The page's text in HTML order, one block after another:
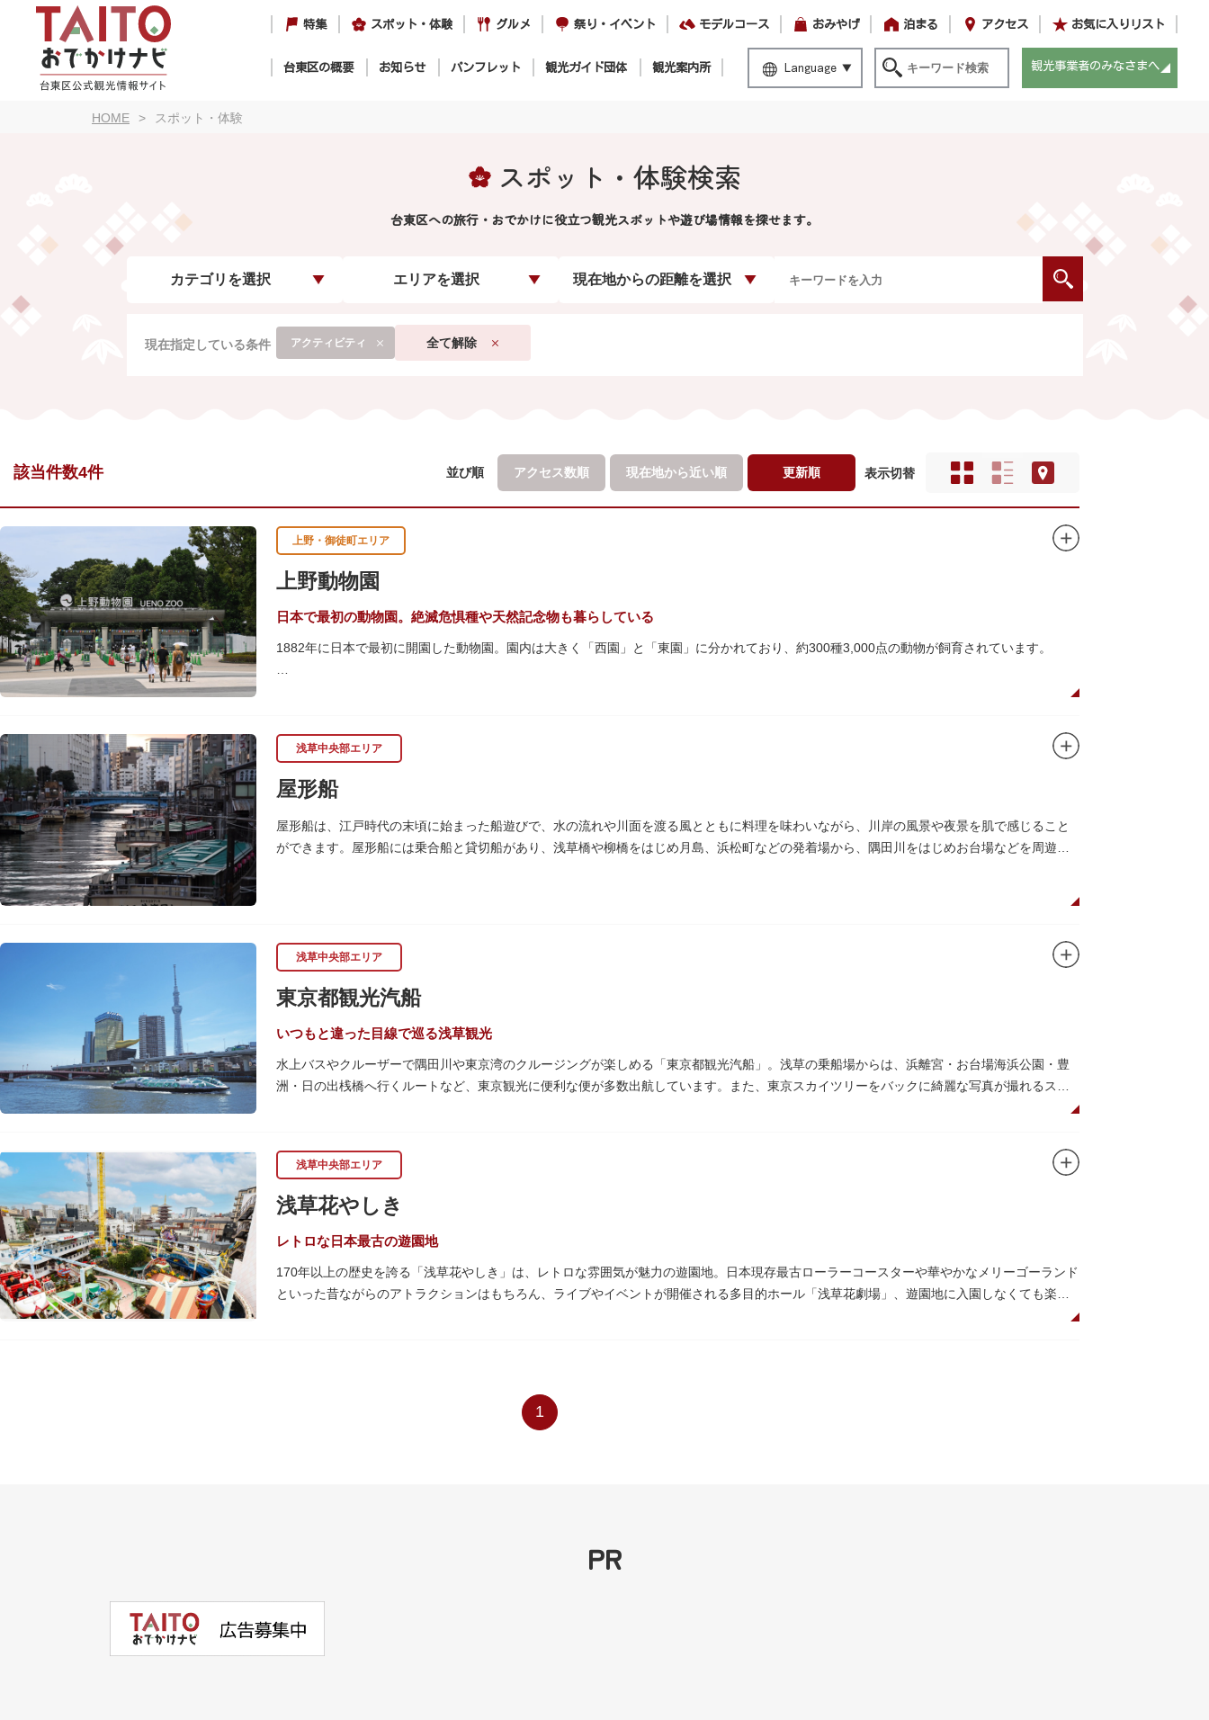
特集 スポット・体験 グルメ 祭り・イベント モデルコース おみやげ 泊まる アクセス お気に入りリスト
台東区の概要 お知らせ パンフレット 観光ガイド団体 観光案内所 Language 観光事業者のみなさまへ
HOME スポット・体験
スポット・体験検索
台東区への旅行・おでかけに役立つ観光スポットや遊び場情報を探せます。
カテゴリを選択 エリアを選択 現在地からの距離を選択
現在指定している条件 アクティビティ 全て解除
該当件数4件 並び順 アクセス数順 現在地から近い順 更新順 表示切替
上野・御徒町エリア
上野動物園
日本で最初の動物園。絶滅危惧種や天然記念物も暮らしている
1882年に日本で最初に開園した動物園。園内は大きく「西園」と「東園」に分かれており、約300種3,000点の動物が飼育されています。
に再建された「閑々亭」などの歴史的建造物も見どころです。
一方「西園」は、蓮の名所としても知られる風光明媚な「不忍池」のほとりに位置する区域。キリンやサイなどの人気動物をはじめ、アイア
イや“動かない鳥”として話題のハシビロコウなどユニークな種も見られます。
子ども動物園「すてっぷ」では、小動物を間近で観察することを通じて、命の大切さや生きものの魅力が学べる体験プログラムが実施されて
います。
浅草中央部エリア
屋形船
屋形船は、江戸時代の末頃に始まった船遊びで、水の流れや川面を渡る風とともに料理を味わいながら、川岸の風景や夜景を肌で感じること
ができます。屋形船には乗合船と貸切船があり、浅草橋や柳橋をはじめ月島、浜松町などの発着場から、隅田川をはじめお台場などを周遊す
浅草中央部エリア
東京都観光汽船
いつもと違った目線で巡る浅草観光
水上バスやクルーザーで隅田川や東京湾のクルージングが楽しめる「東京都観光汽船」。浅草の乗船場からは、浜離宮・お台場海浜公園・豊
洲・日の出桟橋へ行くルートなど、東京観光に便利な便が多数出航しています。また、東京スカイツリーをバックに綺麗な写真が撮れるスポ
漫画・アニメ界の巨匠、松本零士氏が宇宙船をイメージしてデザインした船や、約300人が乗船可能なアメリカンな大型船など多種多様な船体
も魅力。目的や人数にあわせてコースや時間帯を選べるチャータークルーズも行われています。
浅草中央部エリア
浅草花やしき
レトロな日本最古の遊園地
170年以上の歴史を誇る「浅草花やしき」は、レトロな雰囲気が魅力の遊園地。日本現存最古ローラーコースターや華やかなメリーゴーランド
といった昔ながらのアトラクションはもちろん、ライブやイベントが開催される多目的ホール「浅草花劇場」、遊園地に入園しなくても楽し
園地として再開し、温かさと懐かしさを併せ持つレトロなアトラクションや雰囲気で人気のスポットとなっています。幼児（0歳～4歳）は入
園とのりもの料が無料で、年齢や身長制限の無いアトラクションもあり、子どもの遊園地デビューにもぴったりです。
1
PR